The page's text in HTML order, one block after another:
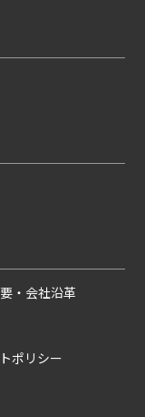
・会社沿革
ポリシー